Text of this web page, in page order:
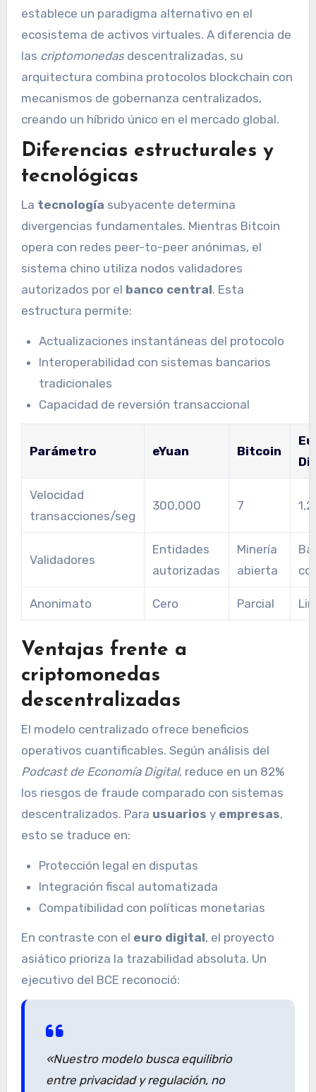
establece un paradigma alternativo en el
ecosistema de activos virtuales. A diferencia de
las criptomonedasdescentralizadas, su
arquitectura combina protocolos blockchain con
mecanismos de gobernanza centralizados,
creando un híbrido único en el mercado global.
Diferencias estructurales y
tecnológicas
La tecnología subyacente determina
divergencias fundamentales. Mientras Bitcoin
opera con redes peer-to-peer anónimas, el
sistema chino utiliza nodos validadores
autorizados por el banco central. Esta
estructura permite:
Actualizaciones instantáneas del protocolo
Interoperabilidad con sistemas bancarios
tradicionales
Capacidad de reversión transaccional
Parámetro eYuan Bitcoin
Velocidad
transacciones/seg
300,000 7
Validadores
Entidades
autorizadas
Minería
abierta
Anonimato Cero Parcial
Ventajas frente a
criptomonedas
descentralizadas
El modelo centralizado ofrece beneficios
operativos cuantificables. Según análisis del
Podcast de Economía Digital, reduce en un 82%
los riesgos de fraude comparado con sistemas
descentralizados. Para usuarios y empresas,
esto se traduce en:
Protección legal en disputas
Integración fiscal automatizada
Compatibilidad con políticas monetarias
En contraste con el euro digital, el proyecto
asiático prioriza la trazabilidad absoluta. Un
ejecutivo del BCE reconoció:
«Nuestro modelo busca equilibrio
entre privacidad y regulación, no